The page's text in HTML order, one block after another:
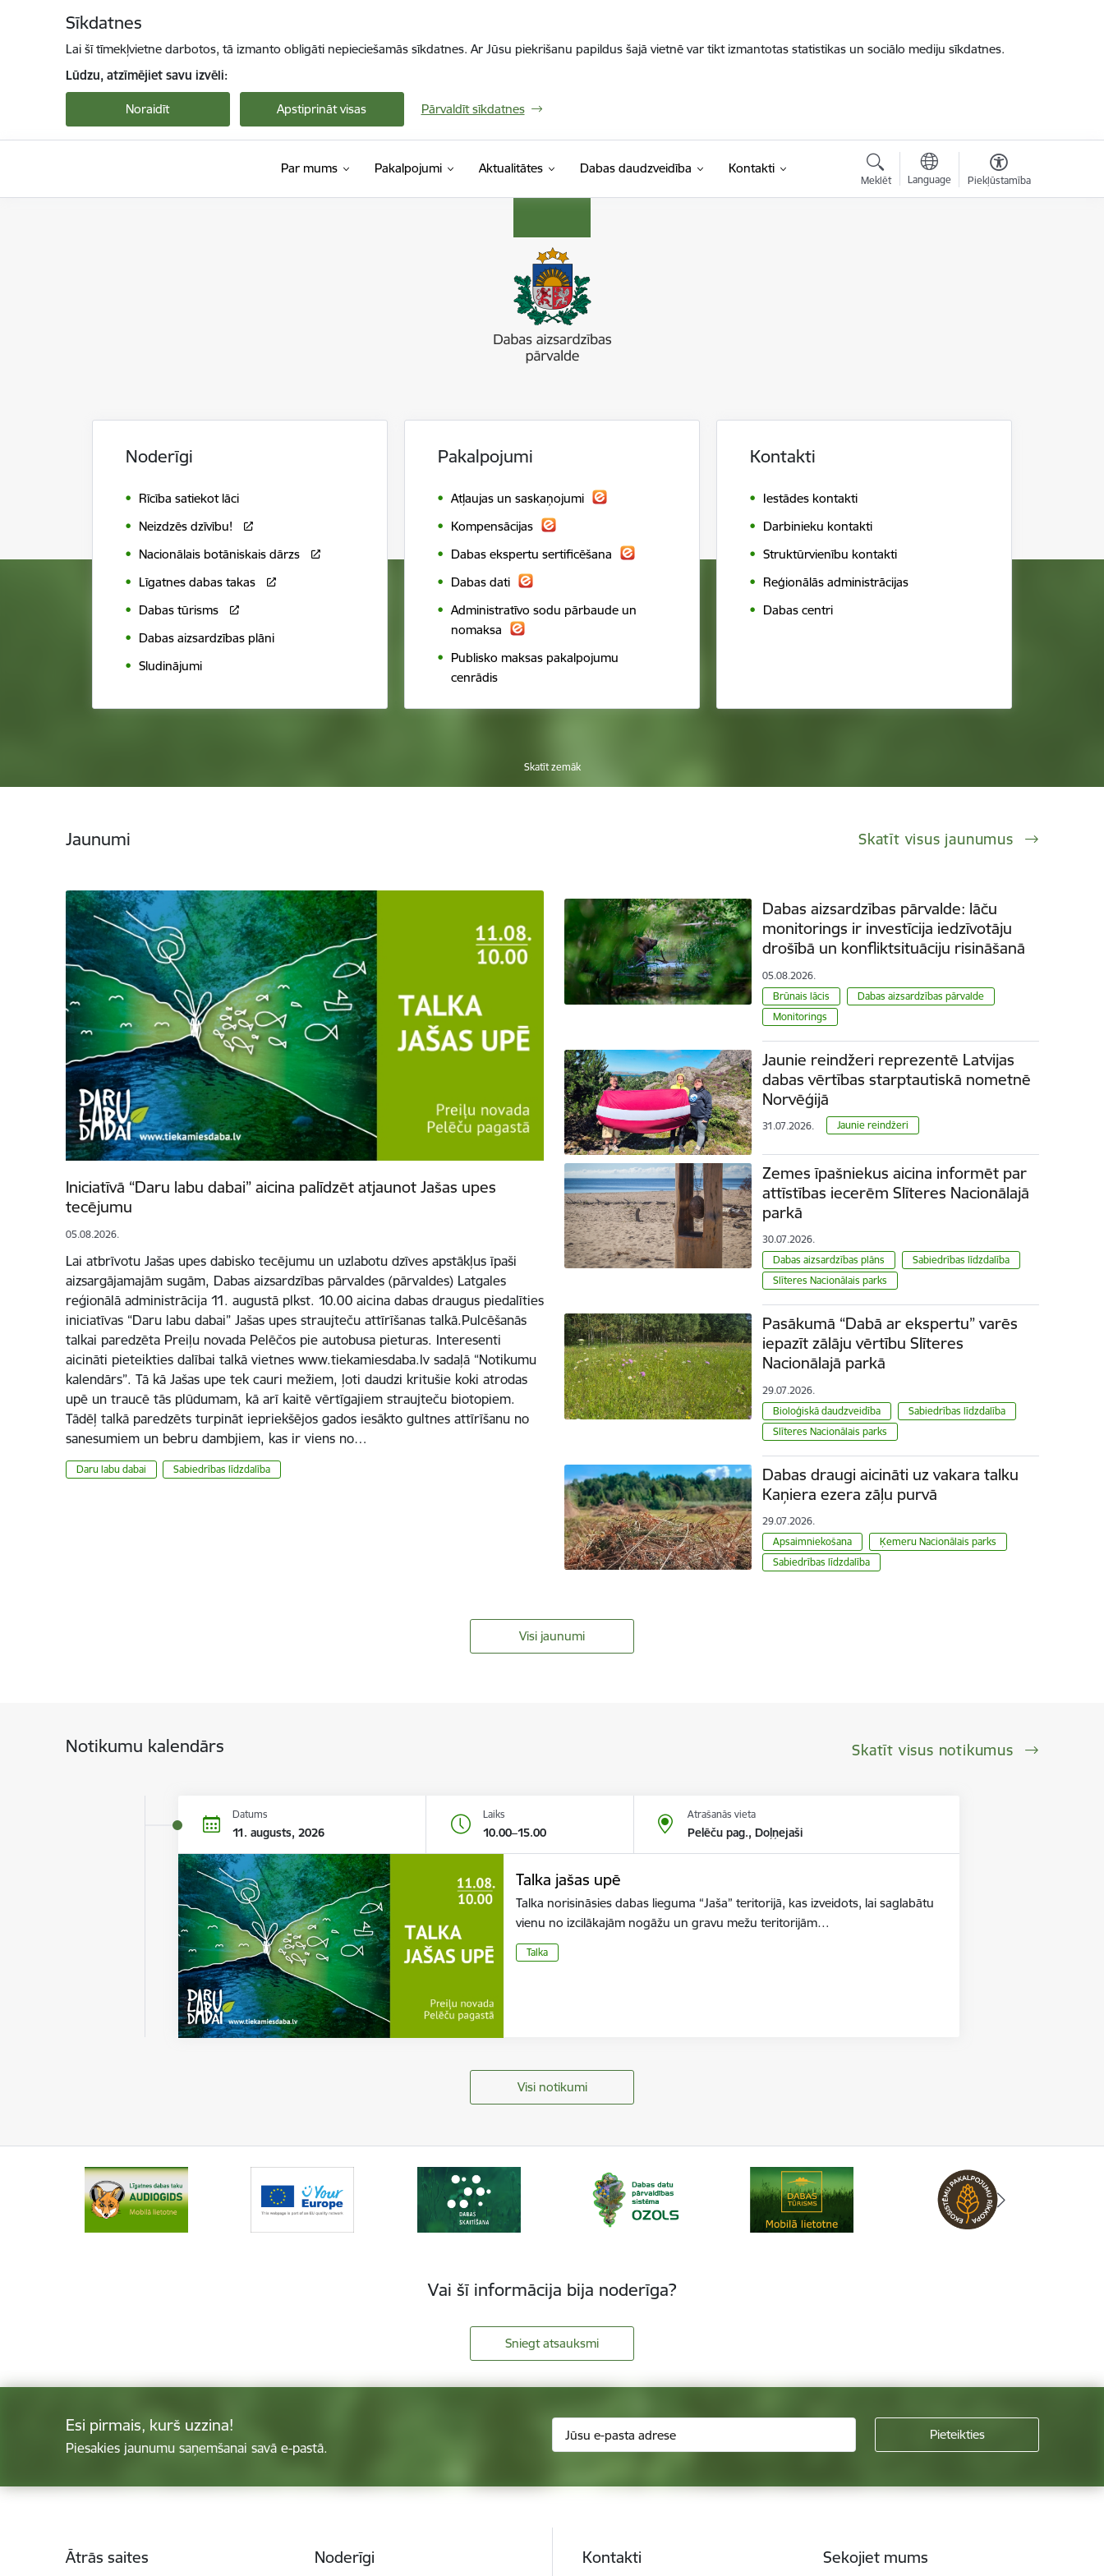
Sīkdatnes
Lai šī tīmekļvietne darbotos, tā izmanto obligāti nepieciešamās sīkdatnes. Ar Jūsu piekrišanu papildus šajā vietnē var tikt izmantotas statistikas un sociālo mediju sīkdatnes.
Lūdzu, atzīmējiet savu izvēli:
Noraidīt Apstiprināt visas Pārvaldīt sīkdatnes
Par mums Pakalpojumi Aktualitātes Dabas daudzveidība Kontakti
Meklēt Language Piekļūstamība
Noderīgi
Rīcība satiekot lāci
Neizdzēs dzīvību!
Nacionālais botāniskais dārzs
Līgatnes dabas takas
Dabas tūrisms
Dabas aizsardzības plāni
Sludinājumi
Pakalpojumi
Atļaujas un saskaņojumi
Kompensācijas
Dabas ekspertu sertificēšana
Dabas dati
Administratīvo sodu pārbaude un
nomaksa
Publisko maksas pakalpojumu
cenrādis
Kontakti
Iestādes kontakti
Darbinieku kontakti
Struktūrvienību kontakti
Reģionālās administrācijas
Dabas centri
Skatīt zemāk
Jaunumi Skatīt visus jaunumus
Iniciatīvā “Daru labu dabai” aicina palīdzēt atjaunot Jašas upes
tecējumu
05.08.2026.
Lai atbrīvotu Jašas upes dabisko tecējumu un uzlabotu dzīves apstākļus īpaši
aizsargājamajām sugām, Dabas aizsardzības pārvaldes (pārvaldes) Latgales
reģionālā administrācija 11. augustā plkst. 10.00 aicina dabas draugus piedalīties
iniciatīvas “Daru labu dabai” Jašas upes straujteču attīrīšanas talkā.Pulcēšanās
talkai paredzēta Preiļu novada Pelēčos pie autobusa pieturas. Interesenti
aicināti pieteikties dalībai talkā vietnes www.tiekamiesdaba.lv sadaļā “Notikumu
kalendārs”. Tā kā Jašas upe tek cauri mežiem, ļoti daudzi kritušie koki atrodas
upē un traucē tās plūdumam, kā arī kaitē vērtīgajiem straujteču biotopiem.
Tādēļ talkā paredzēts turpināt iepriekšējos gados iesākto gultnes attīrīšanu no
sanesumiem un bebru dambjiem, kas ir viens no…
Daru labu dabai Sabiedrības līdzdalība
Dabas aizsardzības pārvalde: lāču
monitorings ir investīcija iedzīvotāju
drošībā un konfliktsituāciju risināšanā
05.08.2026.
Brūnais lācis
Dabas aizsardzības pārvalde
Monitorings
Jaunie reindžeri reprezentē Latvijas
dabas vērtības starptautiskā nometnē
Norvēģijā
31.07.2026. Jaunie reindžeri
Zemes īpašniekus aicina informēt par
attīstības iecerēm Slīteres Nacionālajā
parkā
30.07.2026.
Dabas aizsardzības plāns
Sabiedrības līdzdalība
Slīteres Nacionālais parks
Pasākumā “Dabā ar ekspertu” varēs
iepazīt zālāju vērtību Slīteres
Nacionālajā parkā
29.07.2026.
Bioloģiskā daudzveidība
Sabiedrības līdzdalība
Slīteres Nacionālais parks
Dabas draugi aicināti uz vakara talku
Kaņiera ezera zāļu purvā
29.07.2026.
Apsaimniekošana
Ķemeru Nacionālais parks
Sabiedrības līdzdalība
Visi jaunumi
Notikumu kalendārs Skatīt visus notikumus
Datums
11. augusts, 2026
Laiks
10.00–15.00
Atrašanās vieta
Pelēču pag., Doļņejaši
Talka jašas upē
Talka norisināsies dabas lieguma “Jaša” teritorijā, kas izveidots, lai saglabātu
vienu no izcilākajām nogāžu un gravu mežu teritorijām…
Talka
Visi notikumi
Vai šī informācija bija noderīga?
Sniegt atsauksmi
Esi pirmais, kurš uzzina!
Piesakies jaunumu saņemšanai savā e-pastā.
Ātrās saites Noderīgi Kontakti Sekojiet mums